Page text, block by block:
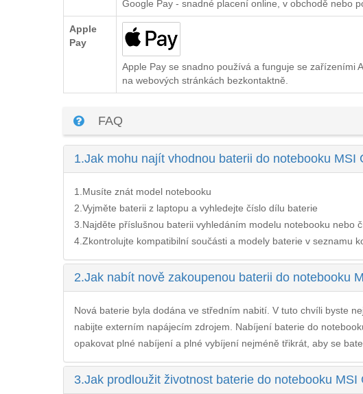
Google Pay - snadné placení online, v obchodě nebo
Apple
Pay
Apple Pay se snadno používá a funguje se zařízeními
na webových stránkách bezkontaktně.
FAQ
1.Jak mohu najít vhodnou baterii do notebooku MSI
1.Musíte znát model notebooku
2.Vyjměte baterii z laptopu a vyhledejte číslo dílu baterie
3.Najděte příslušnou baterii vyhledáním modelu notebooku nebo
4.Zkontrolujte kompatibilní součásti a modely baterie v seznamu
2.Jak nabít nově zakoupenou baterii do notebooku
Nová baterie byla dodána ve středním nabití. V tuto chvíli byste
nabijte externím napájecím zdrojem. Nabíjení baterie do
opakovat plné nabíjení a plné vybíjení nejméně třikrát, aby se
3.Jak prodloužit životnost baterie do notebooku MSI